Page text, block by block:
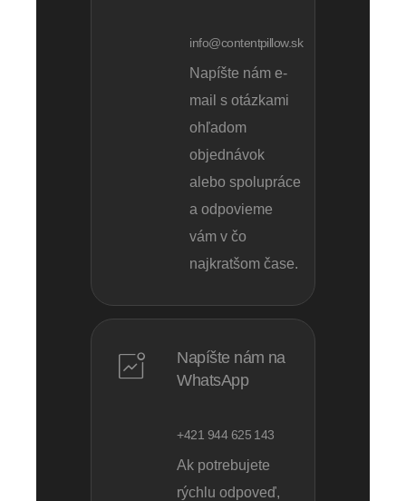
info@contentpillow.sk
Napíšte nám e-
mail s otázkami
ohľadom
objednávok
alebo spolupráce
a odpovieme
vám v čo
najkratšom čase.
Napíšte nám na
WhatsApp
+421 944 625 143
Ak potrebujete
rýchlu odpoveď,